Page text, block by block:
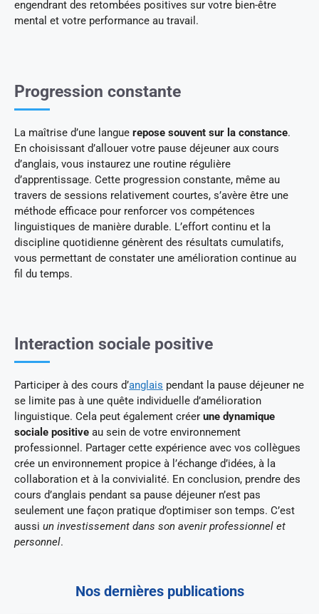
engendrant des retombées positives sur votre bien-être
mental et votre performance au travail.
Progression constante
La maîtrise d’une langue repose souvent sur la constance.
En choisissant d’allouer votre pause déjeuner aux cours
d’anglais, vous instaurez une routine régulière
d’apprentissage. Cette progression constante, même au
travers de sessions relativement courtes, s’avère être une
méthode efficace pour renforcer vos compétences
linguistiques de manière durable. L’effort continu et la
discipline quotidienne génèrent des résultats cumulatifs,
vous permettant de constater une amélioration continue au
fil du temps.
Interaction sociale positive
Participer à des cours d’anglais pendant la pause déjeuner ne
se limite pas à une quête individuelle d’amélioration
linguistique. Cela peut également créer une dynamique
sociale positive au sein de votre environnement
professionnel. Partager cette expérience avec vos collègues
crée un environnement propice à l’échange d’idées, à la
collaboration et à la convivialité. En conclusion, prendre des
cours d’anglais pendant sa pause déjeuner n’est pas
seulement une façon pratique d’optimiser son temps. C’est
aussi un investissement dans son avenir professionnel et
personnel.
Nos dernières publications